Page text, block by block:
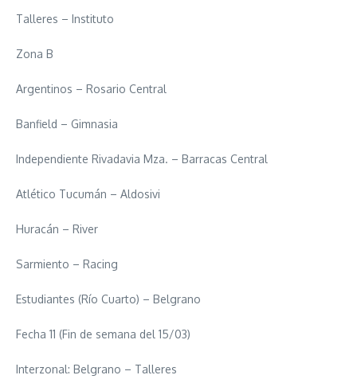
Talleres – Instituto
Zona B
Argentinos – Rosario Central
Banfield – Gimnasia
Independiente Rivadavia Mza. – Barracas Central
Atlético Tucumán – Aldosivi
Huracán – River
Sarmiento – Racing
Estudiantes (Río Cuarto) – Belgrano
Fecha 11 (Fin de semana del 15/03)
Interzonal: Belgrano – Talleres